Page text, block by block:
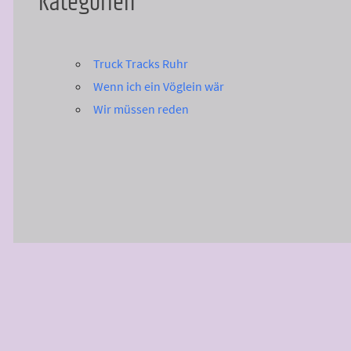
Truck Tracks Ruhr
Wenn ich ein Vöglein wär
Wir müssen reden